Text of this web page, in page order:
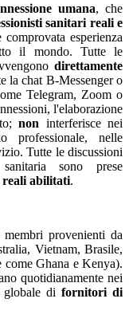
umana, che
sanitari reali e
esperienza
il mondo. Tutte le
direttamente
la chat B-Messenger o
Telegram, Zoom o
l'elaborazione
non interferisce nei
professionale, nelle
Tutte le discussioni
sono prese
reali abilitati.
provenienti da
Vietnam, Brasile,
come Ghana e Kenya).
quotidianamente nei
di fornitori di